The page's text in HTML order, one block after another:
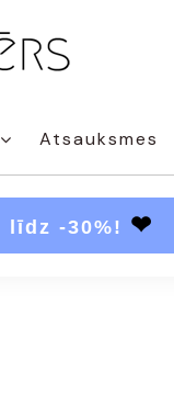
Atsauksmes
līdz -30%! ❤